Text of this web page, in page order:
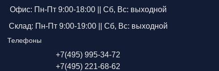
Офис: Пн-Пт 9:00-18:00 || Сб, Вс: выходной
Склад: Пн-Пт 9:00-19:00 || Сб, Вс: выходной
Телефоны
+7(495) 995-34-72
+7(495) 221-68-62